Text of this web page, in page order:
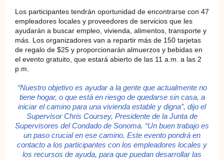
Los participantes tendrán oportunidad de encontrarse con 47
empleadores locales y proveedores de servicios que les
ayudarán a buscar empleo, vivienda, alimentos, transporte y
más. Los organizadores van a repartir más de 150 tarjetas
de regalo de $25 y proporcionarán almuerzos y bebidas en
el evento gratuito, que estará abierto de las 11 a.m. a las 2
p.m.
“Nuestro objetivo es ayudar a la gente que actualmente no
tiene hogar, o que está en riesgo de quedarse sin casa, a
iniciar el camino para una vivienda estable y digna”, dijo el
Supervisor Chris Coursey, Presidente de la Junta de
Supervisores del Condado de Sonoma. “Un buen trabajo es
un paso crucial en ese camino. Este evento pondrá en
contacto a los participantes con los empleadores locales y
los recursos de ayuda, para que puedan desarrollar las